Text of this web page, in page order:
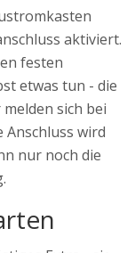
aktiviert.
festen
etwas tun - die
sich bei
wird
nur noch die